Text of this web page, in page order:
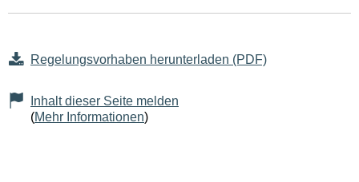
Regelungsvorhaben herunterladen (PDF)
Inhalt dieser Seite melden
(Mehr Informationen)